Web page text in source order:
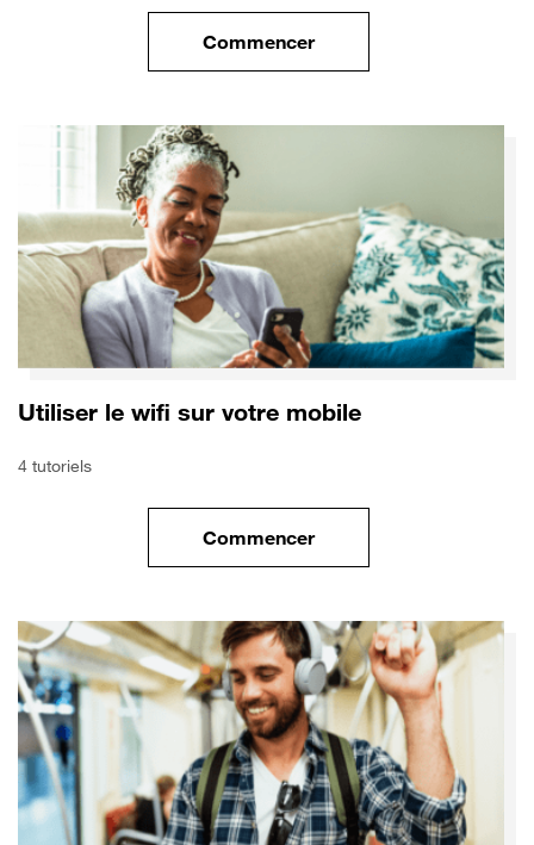
Commencerle tuto pour Sécuriser votre
Utiliser le wifi sur votre mobile
4 tutoriels
Commencerle tuto pour Utiliser le wifi sur